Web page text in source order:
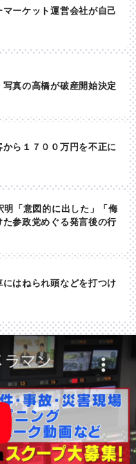
ーケット運営会社が自己
真の高橋が破産開始決定
ら１７００万円を不正に
明「意図的に出した」「侮
参政党めぐる発言後の行
はねられ頭などを打つけ